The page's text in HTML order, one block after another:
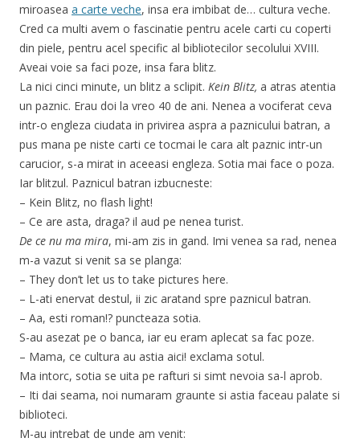
miroasea a carte veche, insa era imbibat de… cultura veche.
Cred ca multi avem o fascinatie pentru acele carti cu coperti
din piele, pentru acel specific al bibliotecilor secolului XVIII.
Aveai voie sa faci poze, insa fara blitz.
La nici cinci minute, un blitz a sclipit. Kein Blitz, a atras atentia
un paznic. Erau doi la vreo 40 de ani. Nenea a vociferat ceva
intr-o engleza ciudata in privirea aspra a paznicului batran, a
pus mana pe niste carti ce tocmai le cara alt paznic intr-un
carucior, s-a mirat in aceeasi engleza. Sotia mai face o poza.
Iar blitzul. Paznicul batran izbucneste:
– Kein Blitz, no flash light!
– Ce are asta, draga? il aud pe nenea turist.
De ce nu ma mira, mi-am zis in gand. Imi venea sa rad, nenea
m-a vazut si venit sa se planga:
– They don’t let us to take pictures here.
– L-ati enervat destul, ii zic aratand spre paznicul batran.
– Aa, esti roman!? puncteaza sotia.
S-au asezat pe o banca, iar eu eram aplecat sa fac poze.
– Mama, ce cultura au astia aici! exclama sotul.
Ma intorc, sotia se uita pe rafturi si simt nevoia sa-l aprob.
– Iti dai seama, noi numaram graunte si astia faceau palate si
biblioteci.
M-au intrebat de unde am venit: